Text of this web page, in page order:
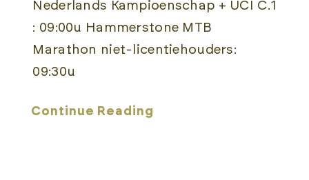
Nederlands Kampioenschap + UCI C.1
: 09:00u Hammerstone MTB
Marathon niet-licentiehouders:
09:30u
Continue Reading